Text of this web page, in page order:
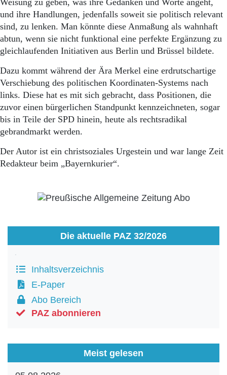
Weisung zu geben, was ihre Gedanken und Worte angeht,
und ihre Handlungen, jedenfalls soweit sie politisch relevant
sind, zu lenken. Man könnte diese Anmaßung als wahnhaft
abtun, wenn sie nicht funktional eine perfekte Ergänzung zu
gleichlaufenden Initiativen aus Berlin und Brüssel bildete.
Dazu kommt während der Ära Merkel eine erdrutschartige
Verschiebung des politischen Koordinaten-Systems nach
links. Diese hat es mit sich gebracht, dass Positionen, die
zuvor einen bürgerlichen Standpunkt kennzeichneten, sogar
bis in Teile der SPD hinein, heute als rechtsradikal
gebrandmarkt werden.
Der Autor ist ein christsoziales Urgestein und war lange Zeit
Redakteur beim „Bayernkurier“.
Die aktuelle PAZ 32/2026
Inhaltsverzeichnis
E-Paper
Abo Bereich
PAZ abonnieren
Meist gelesen